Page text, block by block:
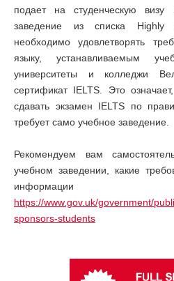
подает на студенческую
заведение из списка Highly
необходимо удовлетворять
языку, устанавливаемым
университеты и колледжи
сертификат IELTS. Это
сдавать экзамен IELTS по
требует само учебное заведение.
Рекомендуем вам
учебном заведении, какие
информации
https://www.gov.uk/government/
sponsors-students